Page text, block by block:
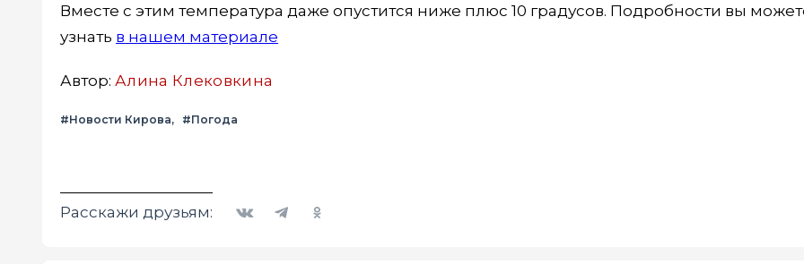
Вместе с этим температура даже опустится ниже плюс 10 градусов. Подробности вы
узнать в нашем материале
Автор: Алина Клековкина
#Новости Кирова #Погода
Расскажи друзьям: